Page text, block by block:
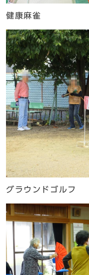
健康麻雀
グラウンドゴルフ